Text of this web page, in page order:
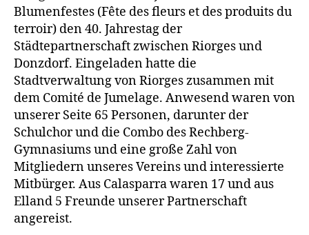
Blumenfestes (Fête des fleurs et des produits du
terroir) den 40. Jahrestag der
Städtepartnerschaft zwischen Riorges und
Donzdorf. Eingeladen hatte die
Stadtverwaltung von Riorges zusammen mit
dem Comité de Jumelage. Anwesend waren von
unserer Seite 65 Personen, darunter der
Schulchor und die Combo des Rechberg-
Gymnasiums und eine große Zahl von
Mitgliedern unseres Vereins und interessierte
Mitbürger. Aus Calasparra waren 17 und aus
Elland 5 Freunde unserer Partnerschaft
angereist.